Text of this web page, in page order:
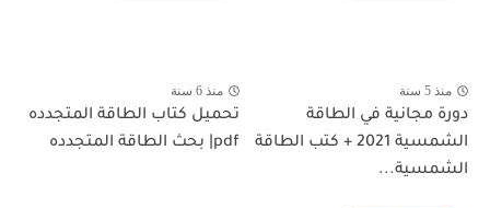
منذ 5 سنة
دورة مجانية في الطاقة
الشمسية 2021 + كتب الطاقة
الشمسية...
منذ 6 سنة
تحميل كتاب الطاقة المتجدده
pdf| بحث الطاقة المتجدده